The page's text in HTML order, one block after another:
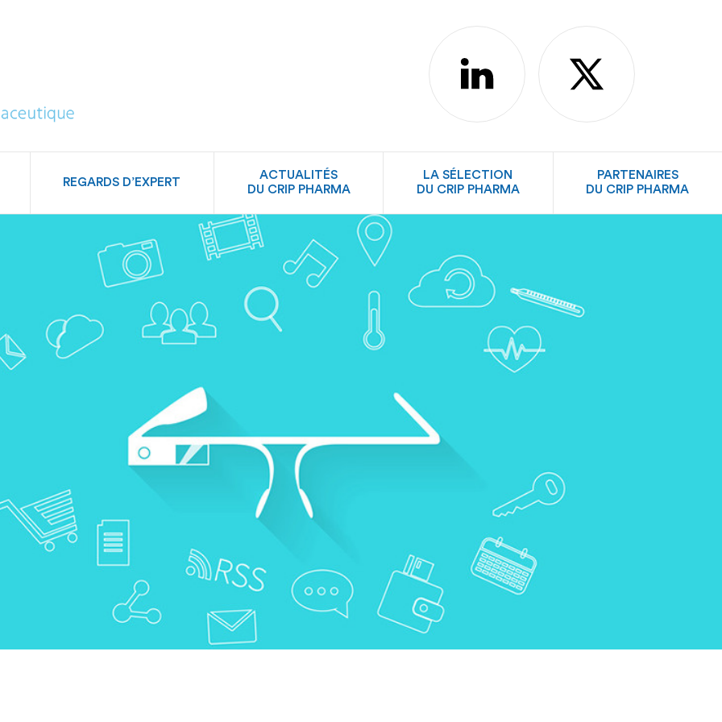
linkedin X
REGARDS D’EXPERT
ACTUALITÉS
DU CRIP PHARMA
LA SÉLECTION
DU CRIP PHARMA
PARTENAIRES
DU CRIP PHARMA